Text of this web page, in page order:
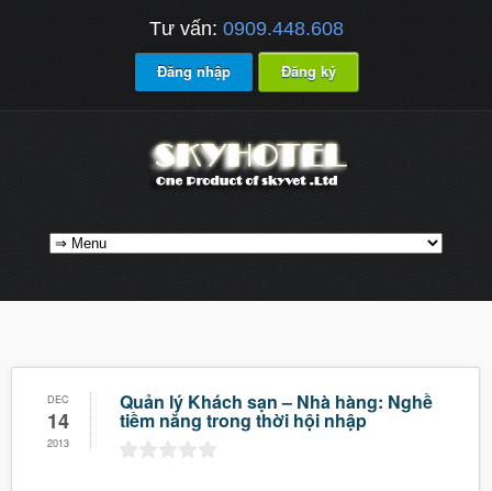
Tư vấn: 0909.448.608
Đăng nhập Đăng ký
DEC
14
2013
Quản lý Khách sạn – Nhà hàng: Nghề
tiềm năng trong thời hội nhập